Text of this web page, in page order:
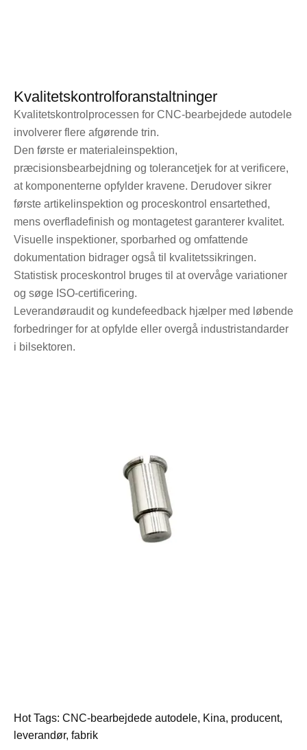
Kvalitetskontrolforanstaltninger
Kvalitetskontrolprocessen for CNC-bearbejdede autodele
involverer flere afgørende trin.
Den første er materialeinspektion,
præcisionsbearbejdning og tolerancetjek for at verificere,
at komponenterne opfylder kravene. Derudover sikrer
første artikelinspektion og proceskontrol ensartethed,
mens overfladefinish og montagetest garanterer kvalitet.
Visuelle inspektioner, sporbarhed og omfattende
dokumentation bidrager også til kvalitetssikringen.
Statistisk proceskontrol bruges til at overvåge variationer
og søge ISO-certificering.
Leverandøraudit og kundefeedback hjælper med løbende
forbedringer for at opfylde eller overgå industristandarder
i bilsektoren.
Hot Tags: CNC-bearbejdede autodele, Kina, producent,
leverandør, fabrik